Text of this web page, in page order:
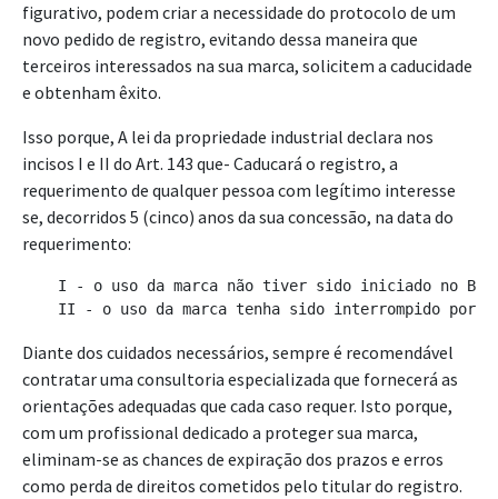
figurativo, podem criar a necessidade do protocolo de um
novo pedido de registro, evitando dessa maneira que
terceiros interessados na sua marca, solicitem a caducidade
e obtenham êxito.
Isso porque, A lei da propriedade industrial declara nos
incisos I e II do Art. 143 que- Caducará o registro, a
requerimento de qualquer pessoa com legítimo interesse
se, decorridos 5 (cinco) anos da sua concessão, na data do
requerimento:
I - o uso da marca não tiver sido iniciado no
II - o uso da marca tenha sido interrompido por
Diante dos cuidados necessários, sempre é recomendável
contratar uma consultoria especializada que fornecerá as
orientações adequadas que cada caso requer. Isto porque,
com um profissional dedicado a proteger sua marca,
eliminam-se as chances de expiração dos prazos e erros
como perda de direitos cometidos pelo titular do registro.